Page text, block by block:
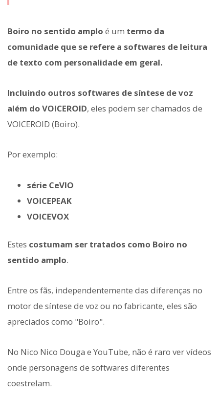
Boiro no sentido amplo é um termo da
comunidade que se refere a softwares de leitura
de texto com personalidade em geral.
Incluindo outros softwares de síntese de voz
além do VOICEROID, eles podem ser chamados de
VOICEROID (Boiro).
Por exemplo:
série CeVIO
VOICEPEAK
VOICEVOX
Estes costumam ser tratados como Boiro no
sentido amplo.
Entre os fãs, independentemente das diferenças no
motor de síntese de voz ou no fabricante, eles são
apreciados como "Boiro".
No Nico Nico Douga e YouTube, não é raro ver vídeos
onde personagens de softwares diferentes
coestrelam.